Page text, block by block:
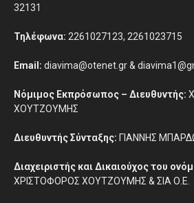
32131
Τηλέφωνα: 2261027123, 2261023715
Email: diavima@otenet.gr &
Νόμιμος Εκπρόσωπος – Διευθυντής:
ΧΟΥΤΖΟΥΜΗΣ
Διευθυντής Σύνταξης: ΓΙΑΝΝΗΣ
Διαχειριστής και Δικαιούχος του
ΧΡΙΣΤΟΦΟΡΟΣ ΧΟΥΤΖΟΥΜΗΣ & ΣΙΑ Ο.Ε.